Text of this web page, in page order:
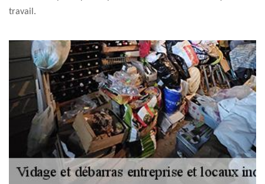
travail.